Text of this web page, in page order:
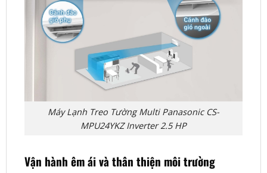
Máy Lạnh Treo Tường Multi Panasonic CS-
MPU24YKZ Inverter 2.5 HP
Vận hành êm ái và thân thiện môi trường